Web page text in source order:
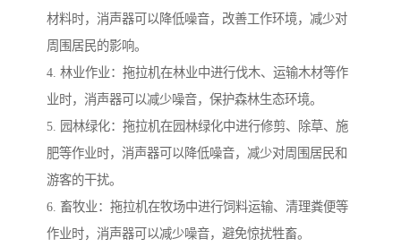
材料时，消声器可以降低噪音，改善工作环境，减少对
周围居民的影响。
4. 林业作业：拖拉机在林业中进行伐木、运输木材等作
业时，消声器可以减少噪音，保护森林生态环境。
5. 园林绿化：拖拉机在园林绿化中进行修剪、除草、施
肥等作业时，消声器可以降低噪音，减少对周围居民和
游客的干扰。
6. 畜牧业：拖拉机在牧场中进行饲料运输、清理粪便等
作业时，消声器可以减少噪音，避免惊扰牲畜。